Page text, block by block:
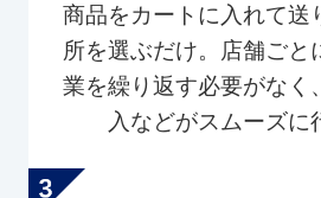
商品をカートに入れて送
所を選ぶだけ。店舗ごと
業を繰り返す必要がなく
入などがスムーズに